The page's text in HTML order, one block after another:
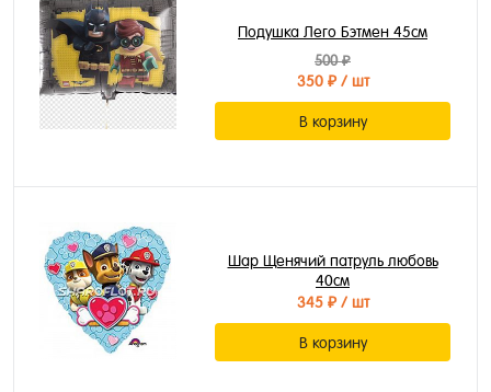
Подушка Лего Бэтмен 45см
500 ₽
350 ₽/ шт
В корзину
Шар Щенячий патруль любовь
40см
345 ₽/ шт
В корзину